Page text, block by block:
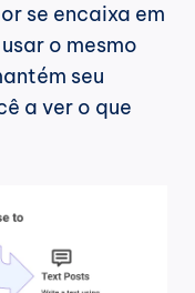
se encaixa em
o mesmo
seu
a ver o que